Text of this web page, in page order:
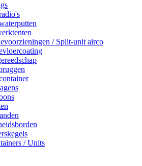
/ Split-unit airco
/ Units